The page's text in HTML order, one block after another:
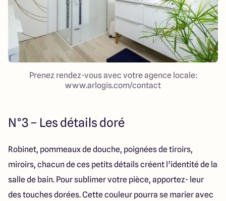
Prenez rendez-vous avec votre agence locale:
www.arlogis.com/contact
N°3 – Les détails doré
Robinet, pommeaux de douche, poignées de tiroirs,
miroirs, chacun de ces petits détails créent l’identité de la
salle de bain. Pour sublimer votre pièce, apportez- leur
des touches dorées. Cette couleur pourra se marier avec